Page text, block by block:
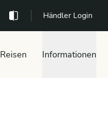
Händler Login
Reisen Informationen